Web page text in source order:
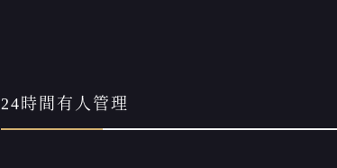
24時間有人管理